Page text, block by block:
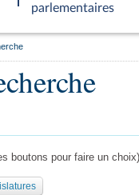
parlementaires
boutons pour faire un choix)